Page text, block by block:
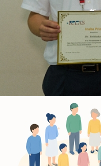
2026年8月4日
お知らせ
「対話で社
公開しまし